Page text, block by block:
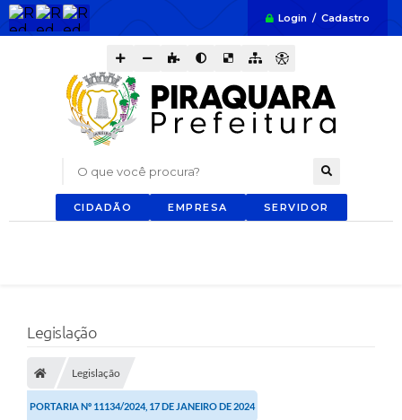
Login / Cadastro
O que você procura?
CIDADÃO EMPRESA SERVIDOR
Legislação
Legislação
PORTARIA Nº 11134/2024, 17 DE JANEIRO DE 2024